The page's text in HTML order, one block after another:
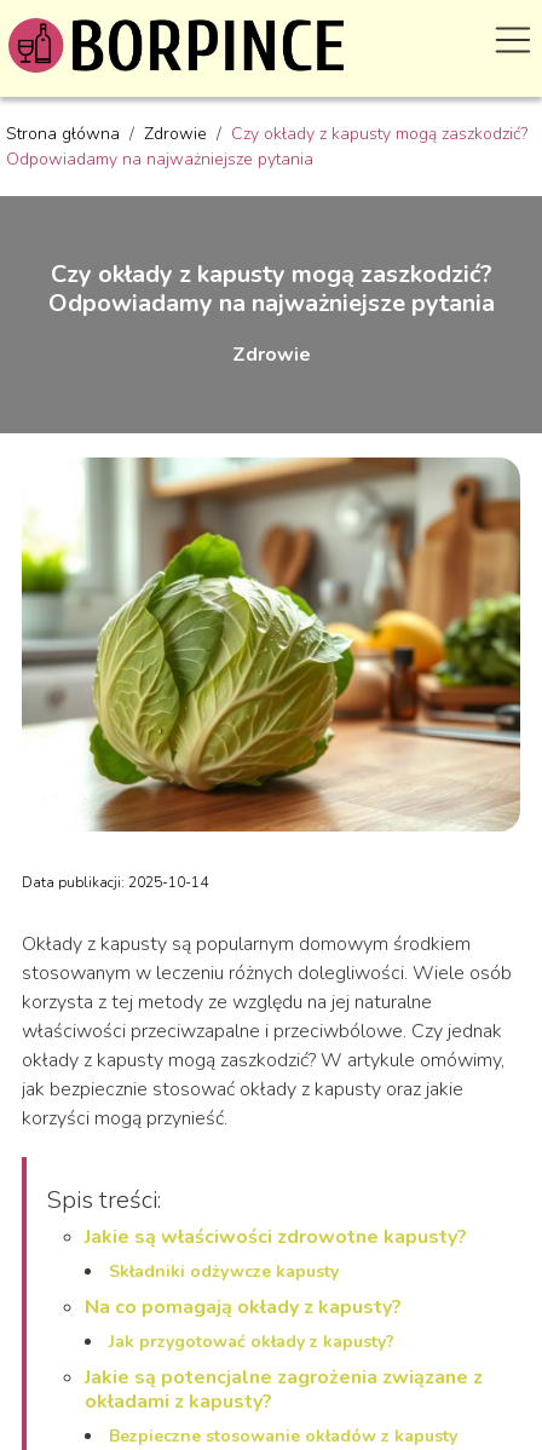
Strona główna / Zdrowie / Czy okłady z kapusty mogą zaszkodzić?
Odpowiadamy na najważniejsze pytania
Czy okłady z kapusty mogą zaszkodzić?
Odpowiadamy na najważniejsze pytania
Zdrowie
Data publikacji: 2025-10-14
Okłady z kapusty są popularnym domowym środkiem
stosowanym w leczeniu różnych dolegliwości. Wiele osób
korzysta z tej metody ze względu na jej naturalne
właściwości przeciwzapalne i przeciwbólowe. Czy jednak
okłady z kapusty mogą zaszkodzić? W artykule omówimy,
jak bezpiecznie stosować okłady z kapusty oraz jakie
korzyści mogą przynieść.
Spis treści:
Jakie są właściwości zdrowotne kapusty?
Składniki odżywcze kapusty
Na co pomagają okłady z kapusty?
Jak przygotować okłady z kapusty?
Jakie są potencjalne zagrożenia związane z
okładami z kapusty?
Bezpieczne stosowanie okładów z kapusty